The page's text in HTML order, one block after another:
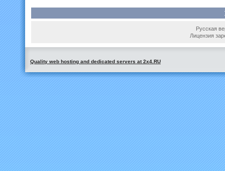
Русская
Лицензия
Quality web hosting and dedicated servers at 2x4.RU